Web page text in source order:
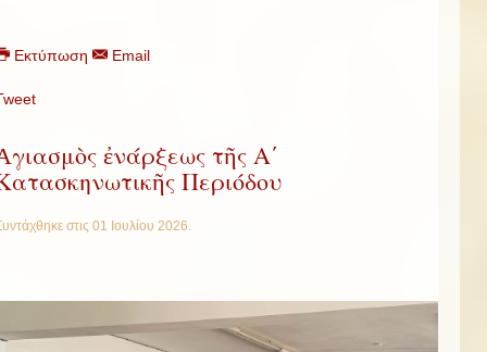
Εκτύπωση Email
ἐνάρξεως τῆς Α΄
Περιόδου
στις 01 Ιουλίου 2026.